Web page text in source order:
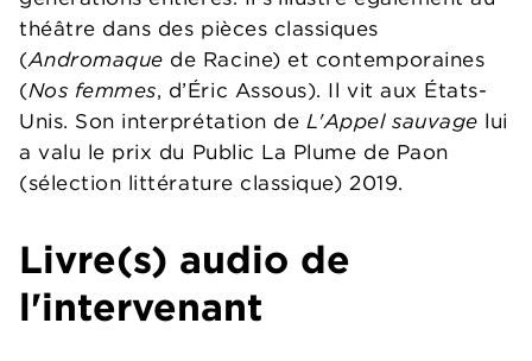
théâtre dans des pièces classiques
(Andromaque de Racine) et contemporaines
(Nos femmes, d’Éric Assous). Il vit aux États-
Unis. Son interprétation de L'Appel sauvage lui
a valu le prix du Public La Plume de Paon
(sélection littérature classique) 2019.
Livre(s) audio de
l'intervenant